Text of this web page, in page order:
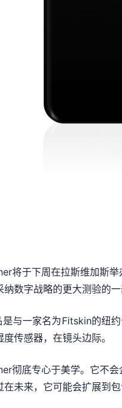
将于下周在拉斯维加斯
数字战略的更大测验的
与一家名为Fitskin的纽
传感器，在镜头边际。
彻底专心于美学。它不
未来，它可能会扩展到